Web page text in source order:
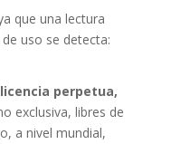
que una lectura
uso se detecta:
perpetua,
exclusiva, libres de
a nivel mundial,